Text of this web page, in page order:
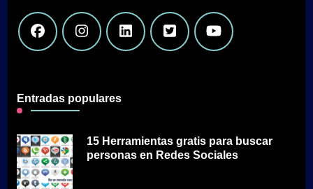
Entradas populares
15 Herramientas gratis para buscar
personas en Redes Sociales